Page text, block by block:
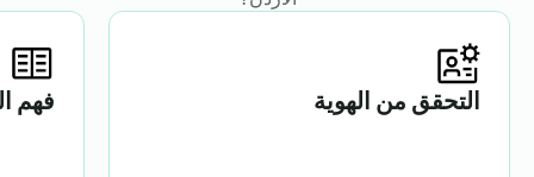
التحقق من الهوية فهم